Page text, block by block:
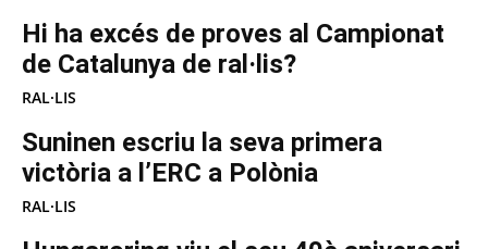
Hi ha excés de proves al Campionat
de Catalunya de ral·lis?
RAL·LIS
Suninen escriu la seva primera
victòria a l’ERC a Polònia
RAL·LIS